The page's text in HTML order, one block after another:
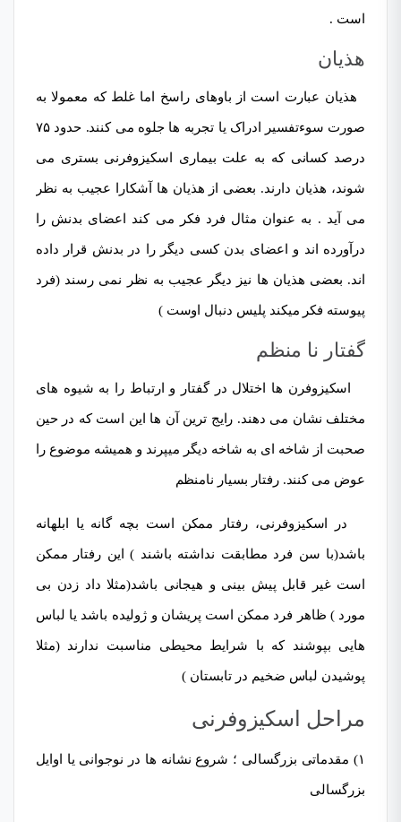
است .
هذیان
هذیان عبارت است از باوهای راسخ اما غلط که معمولا به
صورت سوءتفسیر ادراک یا تجربه ها جلوه می کنند. حدود ۷۵
درصد کسانی که به علت بیماری اسکیزوفرنی بستری می
شوند، هذیان دارند. بعضی از هذیان ها آشکارا عجیب به نظر
می آید . به عنوان مثال فرد فکر می کند اعضای بدنش را
درآورده اند و اعضای بدن کسی دیگر را در بدنش قرار داده
اند. بعضی هذیان ها نیز دیگر عجیب به نظر نمی رسند (فرد
پیوسته فکر میکند پلیس دنبال اوست )
گفتار نا منظم
اسکیزوفرن ها اختلال در گفتار و ارتباط را به شیوه های
مختلف نشان می دهند. رایج ترین آن ها این است که در حین
صحبت از شاخه ای به شاخه دیگر میپرند و همیشه موضوع را
عوض می کنند. رفتار بسیار نامنظم
در اسکیزوفرنی، رفتار ممکن است بچه گانه یا ابلهانه
باشد(با سن فرد مطابقت نداشته باشند ) این رفتار ممکن
است غیر قابل پیش بینی و هیجانی باشد(مثلا داد زدن بی
مورد ) ظاهر فرد ممکن است پریشان و ژولیده باشد یا لباس
هایی بپوشند که با شرایط محیطی مناسبت ندارند (مثلا
پوشیدن لباس ضخیم در تابستان )
مراحل اسکیزوفرنی
۱) مقدماتی بزرگسالی ؛ شروع نشانه ها در نوجوانی یا اوایل
بزرگسالی